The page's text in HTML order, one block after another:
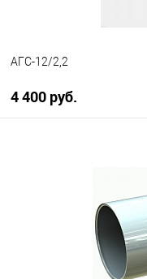
АГС-12/2,2
4 400 руб.